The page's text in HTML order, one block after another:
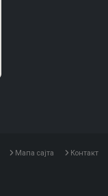
Мапа сајта Контакт